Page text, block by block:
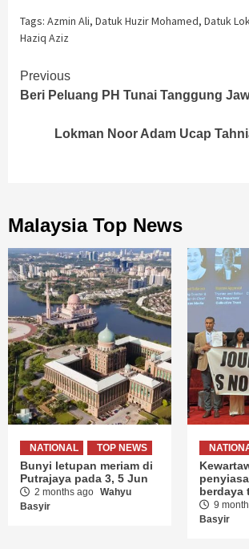
Tags: Azmin Ali, Datuk Huzir Mohamed, Datuk
Haziq Aziz
Previous
Beri Peluang PH Tunai Tanggung
Lokman Noor Adam Ucap
Malaysia Top News
NATIONAL TOP NEWS
Bunyi letupan meriam di
Putrajaya pada 3, 5 Jun
2 months ago Wahyu
Basyir
berdaya
9
Basyir